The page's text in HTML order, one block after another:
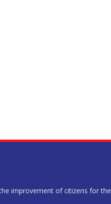
improvement of citizens for the